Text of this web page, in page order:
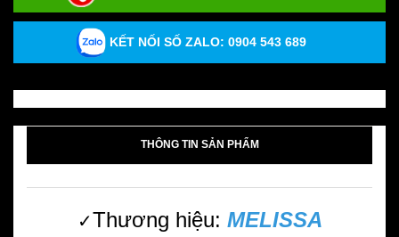
KẾT NỐI SỐ ZALO: 0904 543 689
THÔNG TIN SẢN PHẨM
✓Thương hiệu: MELISSA